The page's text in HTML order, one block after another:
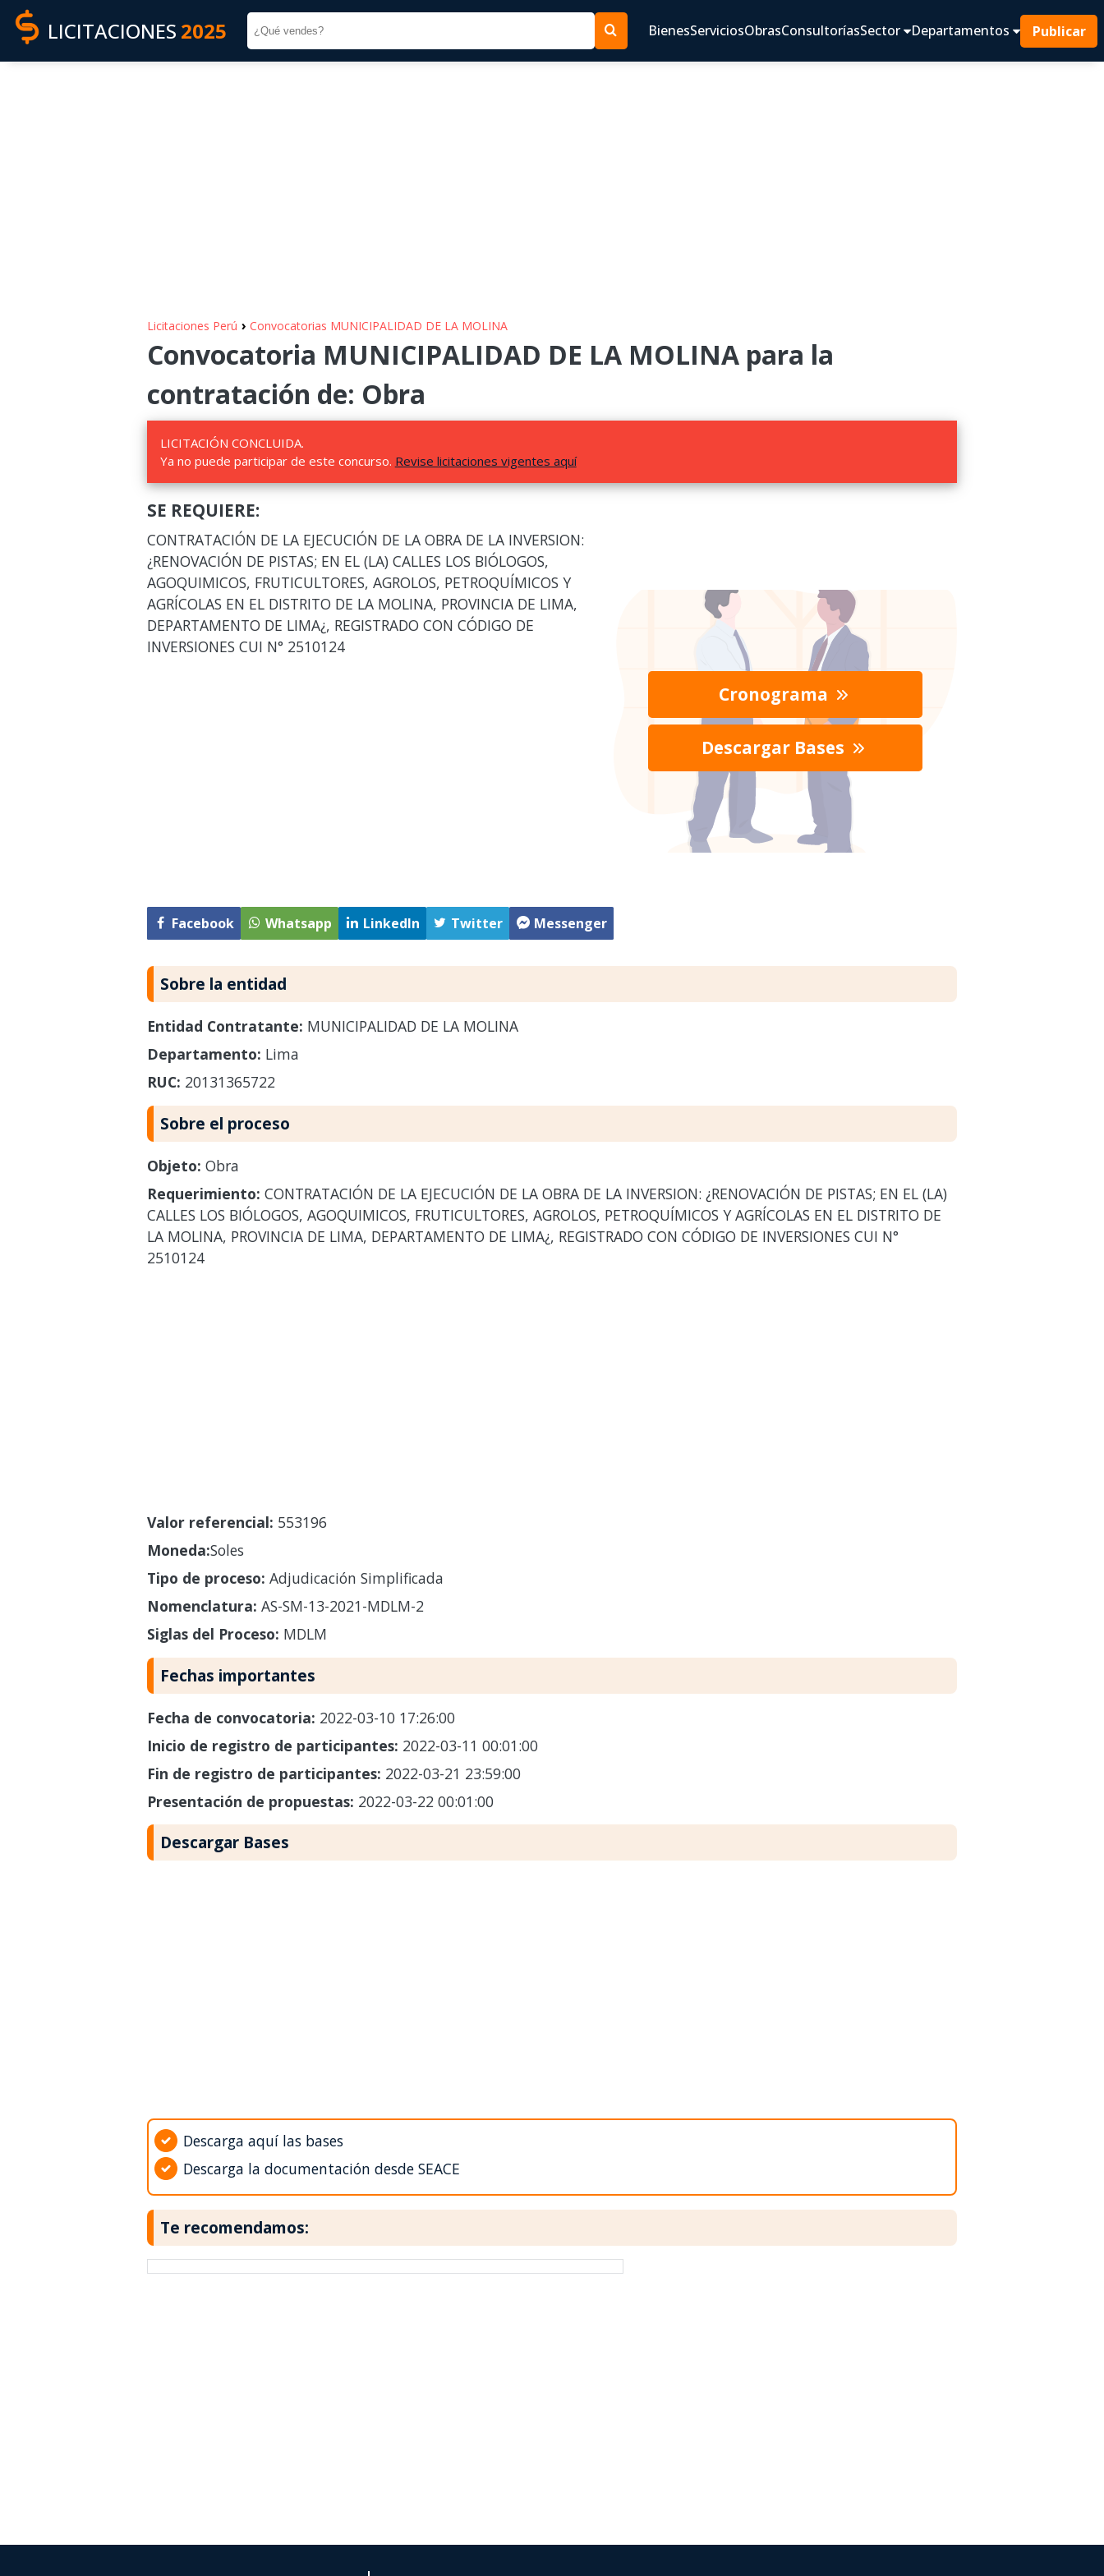
LICITACIONES 2025 BienesServiciosObrasConsultoríasSector Departamentos Publicar
Licitaciones Perú › Convocatorias MUNICIPALIDAD DE LA MOLINA
Convocatoria MUNICIPALIDAD DE LA MOLINA para la
contratación de: Obra
LICITACIÓN CONCLUIDA.
Ya no puede participar de este concurso. Revise licitaciones vigentes aquí
SE REQUIERE:
CONTRATACIÓN DE LA EJECUCIÓN DE LA OBRA DE LA INVERSION:
¿RENOVACIÓN DE PISTAS; EN EL (LA) CALLES LOS BIÓLOGOS,
AGOQUIMICOS, FRUTICULTORES, AGROLOS, PETROQUÍMICOS Y
AGRÍCOLAS EN EL DISTRITO DE LA MOLINA, PROVINCIA DE LIMA,
DEPARTAMENTO DE LIMA¿, REGISTRADO CON CÓDIGO DE
INVERSIONES CUI N° 2510124
Facebook Whatsapp LinkedIn Twitter Messenger
Cronograma
Descargar Bases
Sobre la entidad
Entidad Contratante: MUNICIPALIDAD DE LA MOLINA
Departamento: Lima
RUC: 20131365722
Sobre el proceso
Objeto: Obra
Requerimiento: CONTRATACIÓN DE LA EJECUCIÓN DE LA OBRA DE LA INVERSION: ¿RENOVACIÓN DE PISTAS; EN EL (LA)
CALLES LOS BIÓLOGOS, AGOQUIMICOS, FRUTICULTORES, AGROLOS, PETROQUÍMICOS Y AGRÍCOLAS EN EL DISTRITO DE
LA MOLINA, PROVINCIA DE LIMA, DEPARTAMENTO DE LIMA¿, REGISTRADO CON CÓDIGO DE INVERSIONES CUI N°
2510124
Valor referencial: 553196
Moneda:Soles
Tipo de proceso: Adjudicación Simplificada
Nomenclatura: AS-SM-13-2021-MDLM-2
Siglas del Proceso: MDLM
Fechas importantes
Fecha de convocatoria: 2022-03-10 17:26:00
Inicio de registro de participantes: 2022-03-11 00:01:00
Fin de registro de participantes: 2022-03-21 23:59:00
Presentación de propuestas: 2022-03-22 00:01:00
Descargar Bases
Descarga aquí las bases
Descarga la documentación desde SEACE
Te recomendamos: